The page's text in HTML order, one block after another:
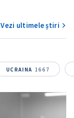
Vezi ultimele știri
UCRAINA 1667